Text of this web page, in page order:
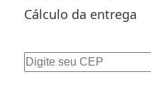
Cálculo da entrega